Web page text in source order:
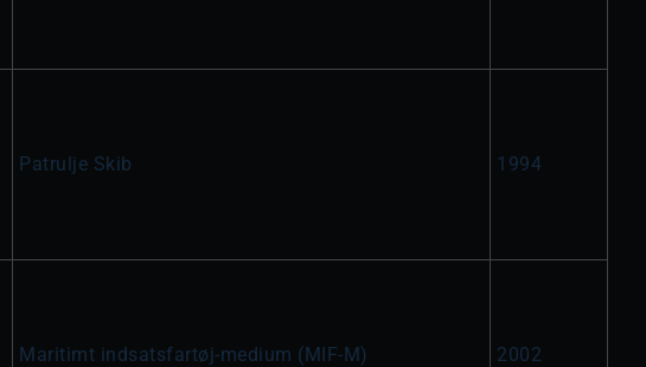
Patrulje Skib 1994
Maritimt indsatsfartøj-medium (MIF-M) 2002